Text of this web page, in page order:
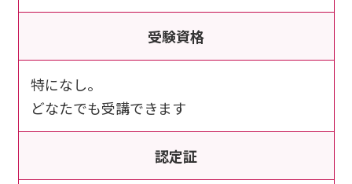
受験資格
特になし。
どなたでも受講できます
認定証